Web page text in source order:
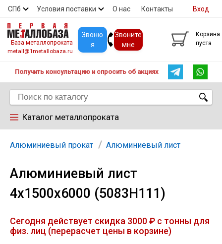
СПб Условия поставки О нас Контакты
Скидки Прайс Покупателям
Вход
База металлопроката
metall@1metallobaza.ru
Звоню
я
Звоните
мне
Корзина
пуста
Получить консультацию и спросить об акциях
Каталог металлопроката
Арматура
Труба профильная
Лист
Алюминиевый прокат Алюминиевый лист
Алюминиевый лист
4х1500х6000 (5083Н111)
Сегодня действует скидка 3000 ₽ с тонны для
физ. лиц (перерасчет цены в корзине)